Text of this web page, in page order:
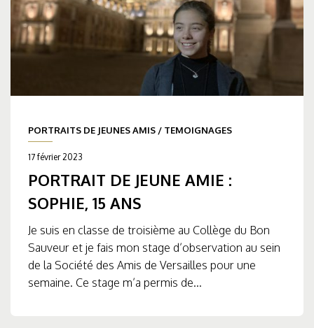
PORTRAITS DE JEUNES AMIS / TEMOIGNAGES
17 février 2023
PORTRAIT DE JEUNE AMIE :
SOPHIE, 15 ANS
Je suis en classe de troisième au Collège du Bon
Sauveur et je fais mon stage d’observation au sein
de la Société des Amis de Versailles pour une
semaine. Ce stage m’a permis de...